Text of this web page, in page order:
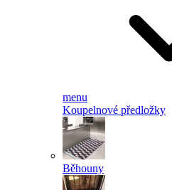
menu
Koupelnové předložky
Běhouny